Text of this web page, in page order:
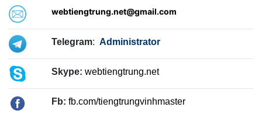
webtiengtrung.net@gmail.com
Telegram: Administrator
Skype: webtiengtrung.net
Fb: fb.com/tiengtrungvinhmaster